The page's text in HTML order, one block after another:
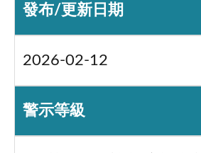
發布/更新日期
2026-02-12
警示等級